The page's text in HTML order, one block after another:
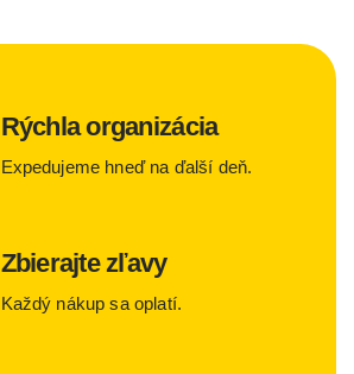
Rýchla organizácia
Expedujeme hneď na ďalší deň.
Zbierajte zľavy
Každý nákup sa oplatí.